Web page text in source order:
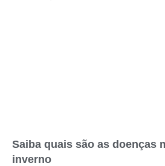
Saiba quais são as doenças
inverno